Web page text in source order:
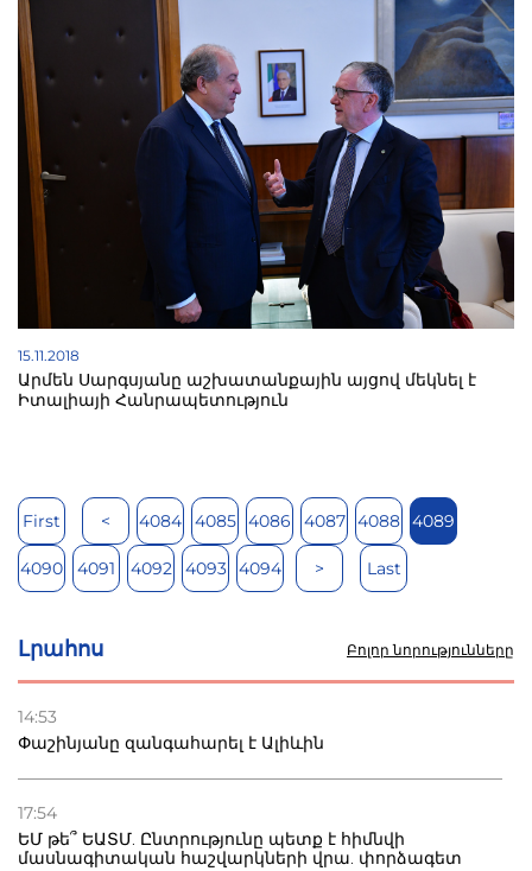
15.11.2018
Արմեն Սարգսյանը աշխատանքային այցով մեկնել է
Իտալիայի Հանրապետություն
First < 4084 4085 4086 4087 4088 4089
4090 4091 4092 4093 4094 > Last
Լրահոս Բոլոր նորությունները
14:53
Փաշինյանը զանգահարել է Ալիևին
17:54
ԵՄ թե՞ ԵԱՏՄ. Ընտրությունը պետք է հիմնվի
մասնագիտական հաշվարկների վրա. փորձագետ